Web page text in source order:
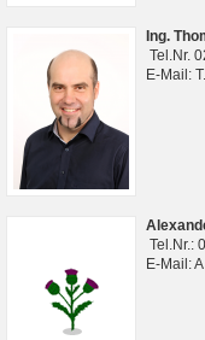
Ing.
Tel.Nr.
E-Mail:
Tel.Nr.:
E-Mail: